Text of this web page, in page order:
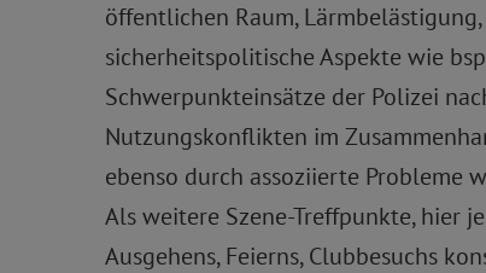
öffentlichen Raum,
sicherheitspolitische Aspekte wie
Schwerpunkteinsätze der Polizei
Nutzungskonflikten im
ebenso durch assoziierte Probleme
Als weitere Szene-Treffpunkte, hier
Ausgehens, Feierns, Clubbesuchs